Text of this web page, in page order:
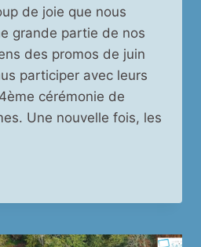
de joie que nous
grande partie de nos
des promos de juin
participer avec leurs
cérémonie de
Une nouvelle fois, les